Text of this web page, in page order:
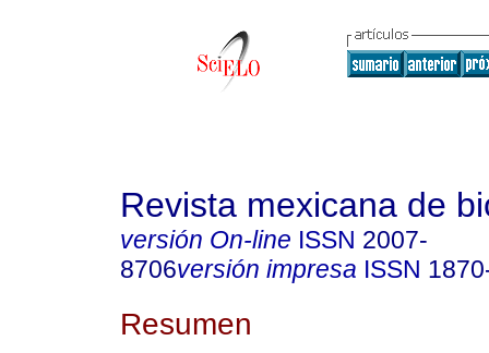
Revista mexicana de
versión On-line ISSN 2007-
8706versión impresa ISSN
Resumen